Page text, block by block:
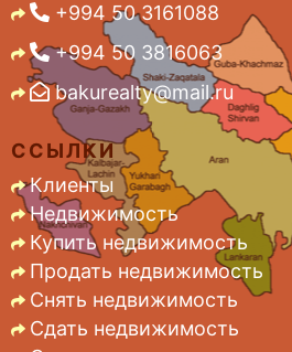
+994 50 3161088
+994 50 3816063
bakurealty@mail.ru
ССЫЛКИ
Клиенты
Недвижимость
Купить недвижимость
Продать недвижимость
Снять недвижимость
Сдать недвижимость